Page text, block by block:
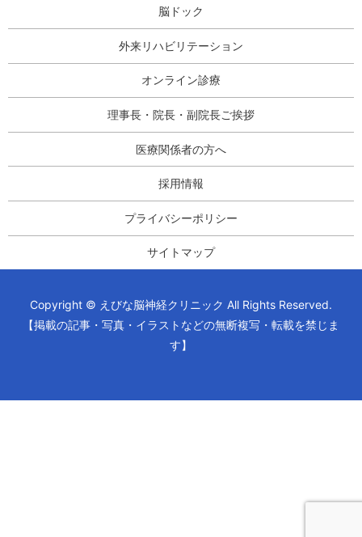
脳ドック
外来リハビリテーション
オンライン診療
理事長・院長・副院長ご挨拶
医療関係者の方へ
採用情報
プライバシーポリシー
サイトマップ
Copyright © えびな脳神経クリニック All Rights Reserved.
【掲載の記事・写真・イラストなどの無断複写・転載を禁じま
す】